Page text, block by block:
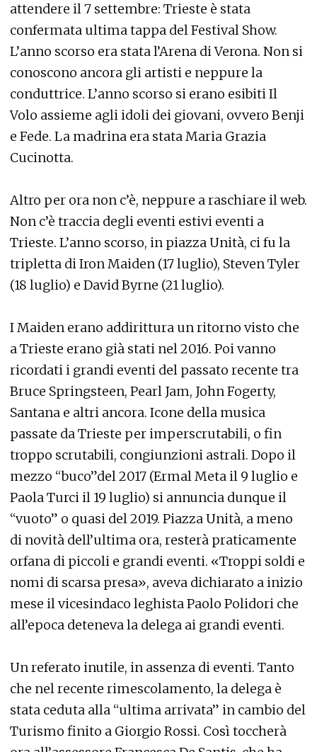
attendere il 7 settembre: Trieste è stata
confermata ultima tappa del Festival Show.
L’anno scorso era stata l’Arena di Verona. Non si
conoscono ancora gli artisti e neppure la
conduttrice. L’anno scorso si erano esibiti Il
Volo assieme agli idoli dei giovani, ovvero Benji
e Fede. La madrina era stata Maria Grazia
Cucinotta.
Altro per ora non c’è, neppure a raschiare il web.
Non c’è traccia degli eventi estivi eventi a
Trieste. L’anno scorso, in piazza Unità, ci fu la
tripletta di Iron Maiden (17 luglio), Steven Tyler
(18 luglio) e David Byrne (21 luglio).
I Maiden erano addirittura un ritorno visto che
a Trieste erano già stati nel 2016. Poi vanno
ricordati i grandi eventi del passato recente tra
Bruce Springsteen, Pearl Jam, John Fogerty,
Santana e altri ancora. Icone della musica
passate da Trieste per imperscrutabili, o fin
troppo scrutabili, congiunzioni astrali. Dopo il
mezzo “buco”del 2017 (Ermal Meta il 9 luglio e
Paola Turci il 19 luglio) si annuncia dunque il
“vuoto” o quasi del 2019. Piazza Unità, a meno
di novità dell’ultima ora, resterà praticamente
orfana di piccoli e grandi eventi. «Troppi soldi e
nomi di scarsa presa», aveva dichiarato a inizio
mese il vicesindaco leghista Paolo Polidori che
all’epoca deteneva la delega ai grandi eventi.
Un referato inutile, in assenza di eventi. Tanto
che nel recente rimescolamento, la delega è
stata ceduta alla “ultima arrivata” in cambio del
Turismo finito a Giorgio Rossi. Così toccherà